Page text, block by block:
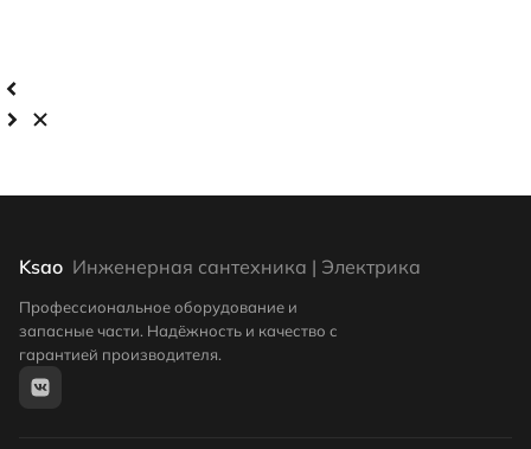
Ksao Инженерная сантехника | Электрика
Профессиональное оборудование и
запасные части. Надёжность и качество с
гарантией производителя.